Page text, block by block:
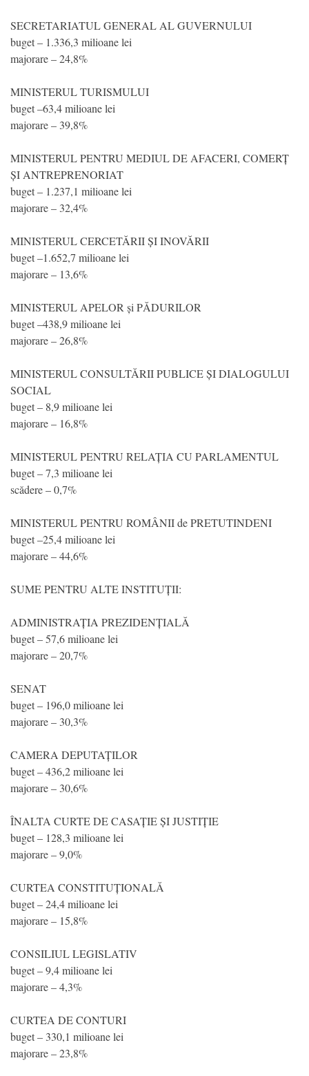
SECRETARIATUL GENERAL AL GUVERNULUI
buget – 1.336,3 milioane lei
majorare – 24,8%
MINISTERUL TURISMULUI
buget –63,4 milioane lei
majorare – 39,8%
MINISTERUL PENTRU MEDIUL DE AFACERI, COMERȚ
ȘI ANTREPRENORIAT
buget – 1.237,1 milioane lei
majorare – 32,4%
MINISTERUL CERCETĂRII ȘI INOVĂRII
buget –1.652,7 milioane lei
majorare – 13,6%
MINISTERUL APELOR și PĂDURILOR
buget –438,9 milioane lei
majorare – 26,8%
MINISTERUL CONSULTĂRII PUBLICE ȘI DIALOGULUI
SOCIAL
buget – 8,9 milioane lei
majorare – 16,8%
MINISTERUL PENTRU RELAȚIA CU PARLAMENTUL
buget – 7,3 milioane lei
scădere – 0,7%
MINISTERUL PENTRU ROMÂNII de PRETUTINDENI
buget –25,4 milioane lei
majorare – 44,6%
SUME PENTRU ALTE INSTITUȚII:
ADMINISTRAȚIA PREZIDENȚIALĂ
buget – 57,6 milioane lei
majorare – 20,7%
SENAT
buget – 196,0 milioane lei
majorare – 30,3%
CAMERA DEPUTAȚILOR
buget – 436,2 milioane lei
majorare – 30,6%
ÎNALTA CURTE DE CASAȚIE ȘI JUSTIȚIE
buget – 128,3 milioane lei
majorare – 9,0%
CURTEA CONSTITUȚIONALĂ
buget – 24,4 milioane lei
majorare – 15,8%
CONSILIUL LEGISLATIV
buget – 9,4 milioane lei
majorare – 4,3%
CURTEA DE CONTURI
buget – 330,1 milioane lei
majorare – 23,8%